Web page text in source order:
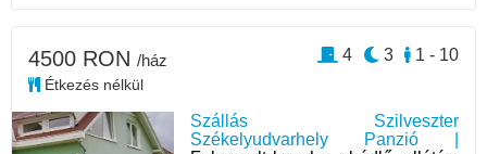
Szállás Szilveszter
Székelyudvarhely Panzió |
4500 RON /ház
Étkezés nélkül
1 - 10
3
4